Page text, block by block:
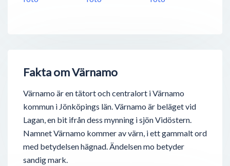
Fakta om Värnamo
Värnamo är en tätort och centralort i Värnamo
kommun i Jönköpings län. Värnamo är beläget vid
Lagan, en bit ifrån dess mynning i sjön Vidöstern.
Namnet Värnamo kommer av värn, i ett gammalt ord
med betydelsen hägnad. Ändelsen mo betyder
sandig mark.